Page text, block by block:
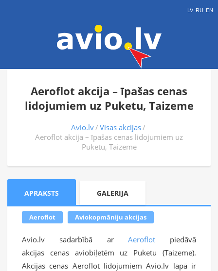
LV RU EN
Aeroflot akcija – īpašas cenas
lidojumiem uz Puketu, Taizeme
Avio.lv Visas akcijas
Aeroflot akcija – īpašas cenas lidojumiem uz
Puketu, Taizeme
APRAKSTS GALERIJA
Aeroflot Aviokopmāniju akcijas
Avio.lv sadarbībā arAeroflot piedāvā
akcijas cenas aviobiļetēm uz Puketu (Taizeme).
Akcijas cenas Aeroflot lidojumiem Avio.lv lapā ir